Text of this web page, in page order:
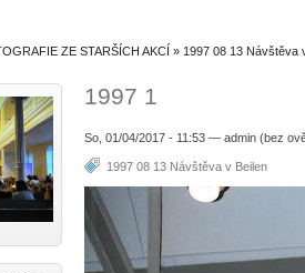
ZE STARŠÍCH AKCÍ » 1997 08 13 Návštěva
1997 1
So, 01/04/2017 - 11:53 — admin (bez
1997 08 13 Návštěva v Beilen